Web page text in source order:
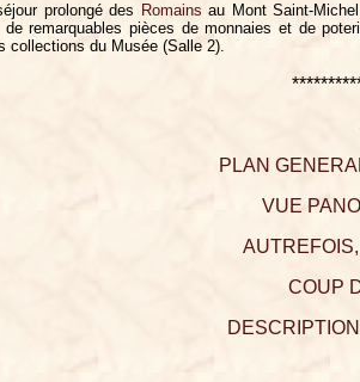
prolongé des Romains au Mont Saint-
de remarquables pièces de monnaies et de
collections du Musée (Salle 2).
PLAN
VUE
COUP